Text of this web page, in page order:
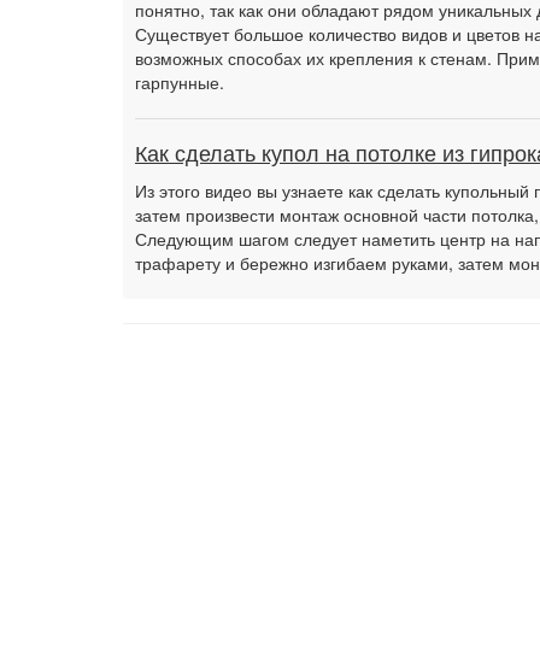
понятно, так как они обладают рядом
Существует большое количество видов и цветов
возможных способах их крепления к стенам.
гарпунные.
Как сделать купол на потолке из
Из этого видео вы узнаете как сделать
затем произвести монтаж основной части
Следующим шагом следует наметить центр на
трафарету и бережно изгибаем руками, затем